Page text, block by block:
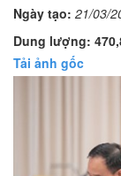
Ngày tạo: 21/03/
Dung lượng:
Tải ảnh gốc